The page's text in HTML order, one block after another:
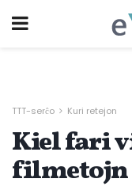
TTT-serĉo Kuri retejon
Kiel fari
filmetojn